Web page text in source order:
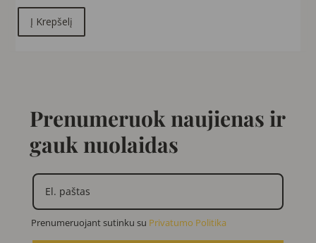
Į Krepšelį
Prenumeruok naujienas ir
gauk nuolaidas
Prenumeruojant sutinku su Privatumo Politika